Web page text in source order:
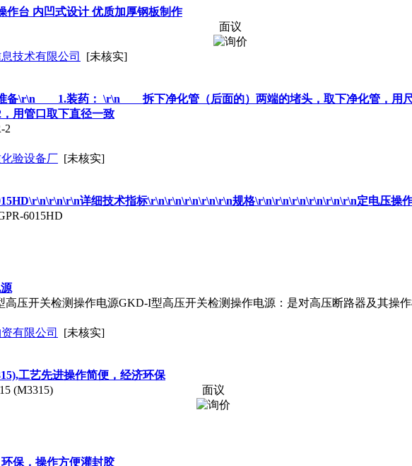
作台 内凹式设计 优质加厚钢板制作
技术有限公司
[未核实]
面议
备\r\n 1.装药： \r\n 拆下净化管（后面的）两端的堵头，取下净化管，用尺
用管口取下直径一致
2
验设备厂
[未核实]
详细技术指标\r\n\r\n\r\n\r\n\r\n规格\r\n\r\n\r\n\r\n\r\n\r\n定电压操
6015HD
高压开关检测操作电源GKD-I型高压开关检测操作电源：是对高压断路器及其操作
有限公司
[未核实]
工艺先进操作简便，经济环保
(M3315)
面议
保， 操作方便灌封胶